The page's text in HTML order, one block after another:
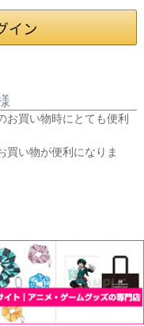
お買い物時にとても便利
買い物が便利になりま